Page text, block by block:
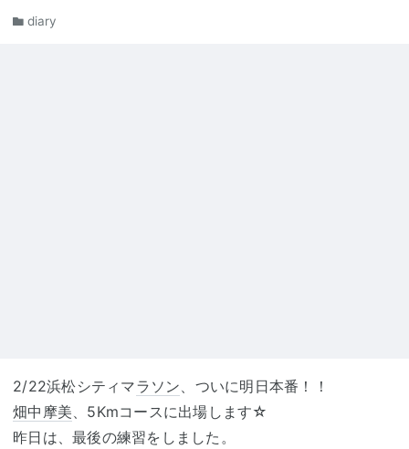
diary
2/22浜松シティマラソン、ついに明日本番！！
畑中摩美、5Kmコースに出場します☆
昨日は、最後の練習をしました。